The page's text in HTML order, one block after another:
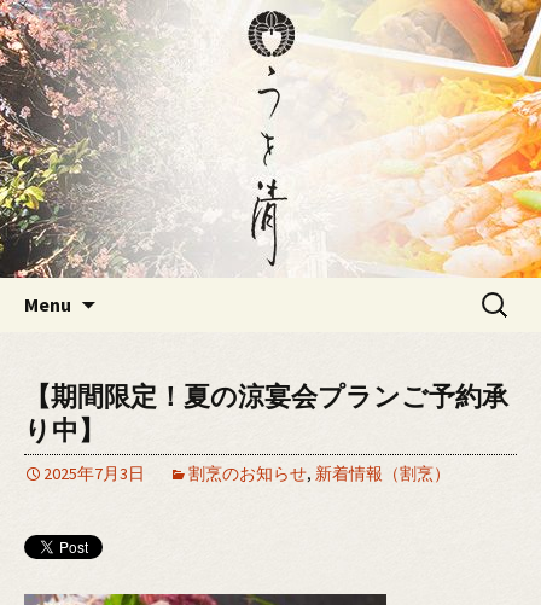
大分にある仕出し・割烹の「う
を清」のブログ
大分にある仕出し・割烹の「うを清」
のブログ
Menu
検
索:
【期間限定！夏の涼宴会プランご予約承
り中】
2025年7月3日 割烹のお知らせ, 新着情報（割烹）